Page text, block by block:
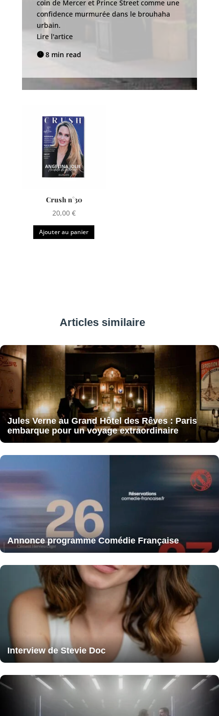
coin de Mercer et Prince Street comme une
confidence murmurée dans le brouhaha
urbain.
Lire l'artice
 8 min read
Crush n°30
20,00 €
Ajouter au panier
Articles similaire
Jules Verne au Grand Hôtel des Rêves : Paris
embarque pour un voyage extraordinaire
Annonce programme Comédie Française
Interview de Stevie Doc